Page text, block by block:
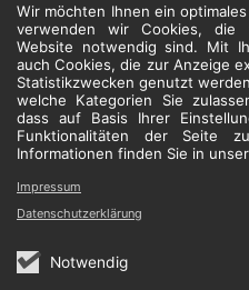
Wir möchten Ihnen ein
verwenden wir Cookies, die
Website notwendig sind. Mit
auch Cookies, die zur Anzeige
Statistikzwecken genutzt
welche Kategorien Sie
dass auf Basis Ihrer
Funktionalitäten der Seite
Informationen finden Sie in
Notwendig
Impressum
Datenschutzerklärung